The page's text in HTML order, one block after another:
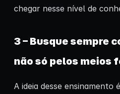
chegar nesse nível de
3 – Busque sempre
não só pelos meios
A ideia desse ensinamento